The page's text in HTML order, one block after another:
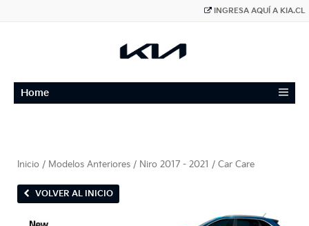
INGRESA AQUÍ A KIA.CL
Home ≡
Inicio / Modelos Anteriores / Niro 2017 - 2021 / Car Care
VOLVER AL INICIO